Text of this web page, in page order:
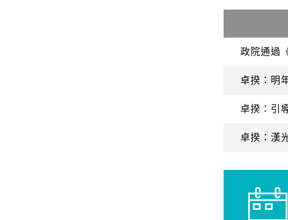
政院通過
卓揆：明
卓揆：引
卓揆：漢